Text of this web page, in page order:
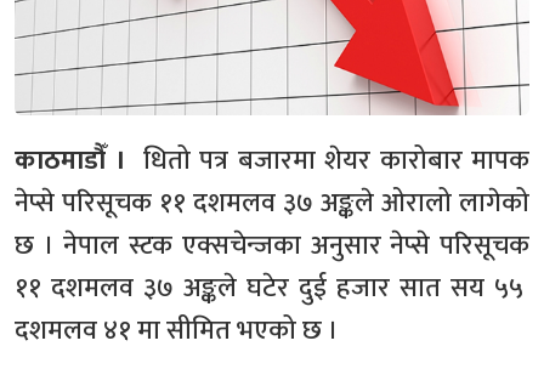
काठमाडौँ । धितो पत्र बजारमा शेयर कारोबार मापक
नेप्से परिसूचक ११ दशमलव ३७ अङ्कले ओरालो लागेको
छ । नेपाल स्टक एक्सचेन्जका अनुसार नेप्से परिसूचक
११ दशमलव ३७ अङ्कले घटेर दुई हजार सात सय ५५
दशमलव ४१ मा सीमित भएको छ ।